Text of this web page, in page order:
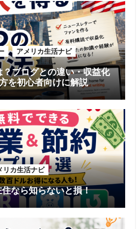
アメリカ生活ナビ
ブログとの違い・収益化
を初心者向けに解説
リカ生活ナビ
なら知らないと損！